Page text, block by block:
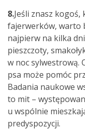
8.Jeśli znasz
fajerwerków, warto
najpierw na kilka
pieszczoty,
w noc sylwestrową.
psa może pomóc
Badania naukowe
to mit –
u wspólnie
predyspozycji.